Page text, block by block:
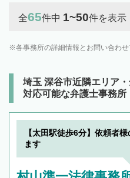
全65件中 1~50件を表示
各事務所の詳細情報とお問い合わ
埼玉 深谷市近隣エリア
対応可能な弁護士事務所
【太田駅徒歩6分】依頼者
ます